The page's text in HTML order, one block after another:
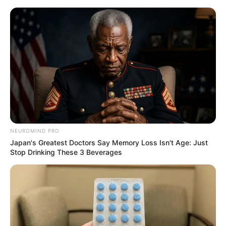
Skip
content
Menu
Schon probiert? So
NEUROMIND PRO
Japan's Greatest Doctors Say Memory Loss Isn't Age: Just
Stop Drinking These 3 Beverages